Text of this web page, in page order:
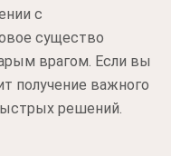
с
существо
врагом. Если вы
получение важного
решений.